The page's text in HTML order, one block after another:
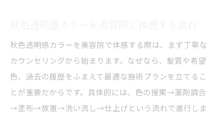
秋色透明感カラーを美容院で体感する際は、まず丁寧な
カウンセリングから始まります。なぜなら、髪質や希望
色、過去の履歴をふまえて最適な施術プランを立てるこ
とが重要だからです。具体的には、色の提案→薬剤調合
→塗布→放置→洗い流し→仕上げという流れで進行しま